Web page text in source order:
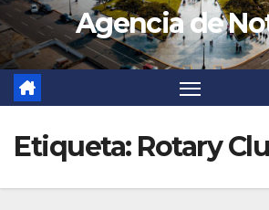
Agencia de
Etiqueta: Rotary